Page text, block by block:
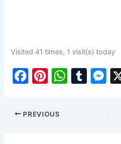
Visited 41 times, 1 visit(s) today
F
c
e
Pi
er
e
W T
M
PREVIOUS